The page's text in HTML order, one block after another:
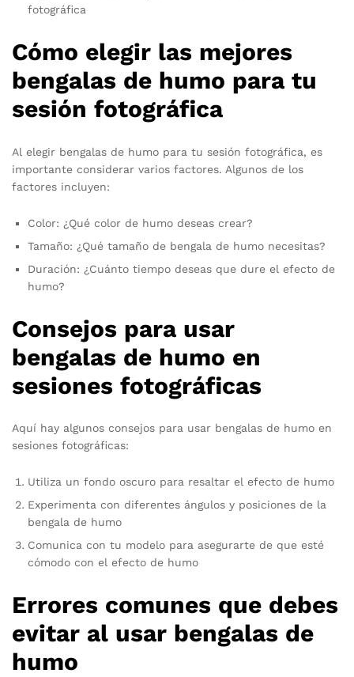
fotográfica
Cómo elegir las mejores
bengalas de humo para tu
sesión fotográfica
Al elegir bengalas de humo para tu sesión fotográfica, es
importante considerar varios factores. Algunos de los
factores incluyen:
Color: ¿Qué color de humo deseas crear?
Tamaño: ¿Qué tamaño de bengala de humo necesitas?
Duración: ¿Cuánto tiempo deseas que dure el efecto de
humo?
Consejos para usar
bengalas de humo en
sesiones fotográficas
Aquí hay algunos consejos para usar bengalas de humo en
sesiones fotográficas:
Utiliza un fondo oscuro para resaltar el efecto de humo
Experimenta con diferentes ángulos y posiciones de la
bengala de humo
Comunica con tu modelo para asegurarte de que esté
cómodo con el efecto de humo
Errores comunes que debes
evitar al usar bengalas de
humo